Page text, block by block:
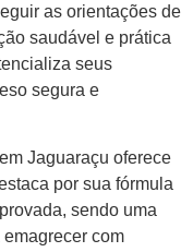
as orientações de
saudável e prática
seus
segura e
Jaguaraçu oferece
por sua fórmula
sendo uma
com